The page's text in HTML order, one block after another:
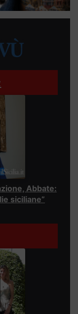
Abbate:
siciliane”